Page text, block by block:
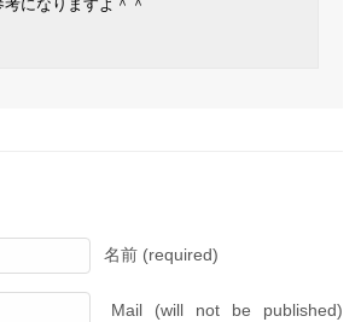
になりますよ＾＾
名前 (required)
Mail (will not be published)